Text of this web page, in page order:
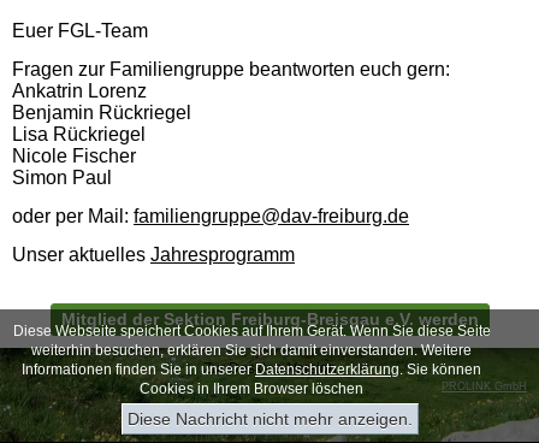
Diese Webseite speichert Cookies auf Ihrem Gerät. Wenn Sie diese Seite
weiterhin besuchen, erklären Sie sich damit einverstanden. Weitere
Informationen finden Sie in unsererDatenschutzerklärung. Sie können
Cookies in Ihrem Browser löschen
Diese Nachricht nicht mehr anzeigen.
Euer FGL-Team
Fragen zur Familiengruppe beantworten euch gern:
Ankatrin Lorenz
Benjamin Rückriegel
Lisa Rückriegel
Nicole Fischer
Simon Paul
oder per Mail: familiengruppe@dav-freiburg.de
Unser aktuelles Jahresprogramm
Mitglied der Sektion Freiburg-Breisgau e.V. werden
Zur Desktop-Version
PROLINK GmbH